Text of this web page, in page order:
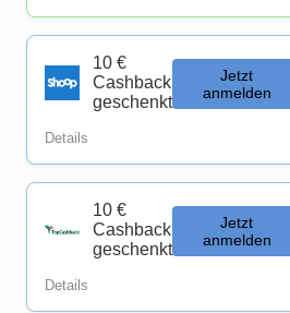
10 €
Cashback
geschenkt
Jetzt
anmelden
Details
10 €
Cashback
geschenkt
Jetzt
anmelden
Details